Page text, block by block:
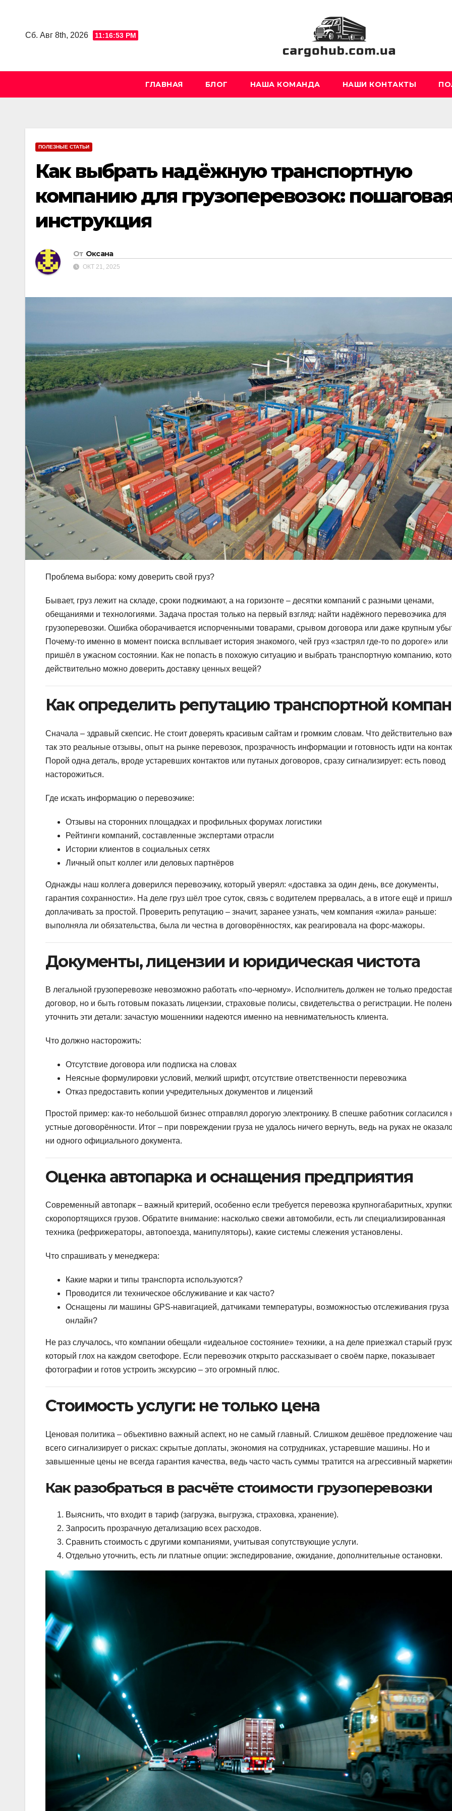
contentСб. Авг 8th, 2026 11:16:54 PM
ГЛАВНАЯ БЛОГ НАША КОМАНДА НАШИ КОНТАКТЫ
ПОЛЕЗНЫЕ СТАТЬИ
Как выбрать надёжную транспортную
компанию для грузоперевозок:
инструкция
От Оксана
ОКТ 21, 2025
Проблема выбора: кому доверить свой груз?
Бывает, груз лежит на складе, сроки поджимают, а на горизонте – десятки компаний с разными ценами,
обещаниями и технологиями. Задача простая только на первый взгляд: найти надёжного перевозчика для
грузоперевозки. Ошибка оборачивается испорченными товарами, срывом договора или даже крупным
Почему-то именно в момент поиска всплывает история знакомого, чей груз «застрял где-то по дороге» или
пришёл в ужасном состоянии. Как не попасть в похожую ситуацию и выбрать транспортную компанию,
действительно можно доверить доставку ценных вещей?
Как определить репутацию транспортной
Сначала – здравый скепсис. Не стоит доверять красивым сайтам и громким словам. Что действительно
так это реальные отзывы, опыт на рынке перевозок, прозрачность информации и готовность идти на
Порой одна деталь, вроде устаревших контактов или путаных договоров, сразу сигнализирует: есть повод
насторожиться.
Где искать информацию о перевозчике:
Отзывы на сторонних площадках и профильных форумах логистики
Рейтинги компаний, составленные экспертами отрасли
Истории клиентов в социальных сетях
Личный опыт коллег или деловых партнёров
Однажды наш коллега доверился перевозчику, который уверял: «доставка за один день, все документы,
гарантия сохранности». На деле груз шёл трое суток, связь с водителем прервалась, а в итоге ещё и
доплачивать за простой. Проверить репутацию – значит, заранее узнать, чем компания «жила» раньше:
выполняла ли обязательства, была ли честна в договорённостях, как реагировала на форс-мажоры.
Документы, лицензии и юридическая чистота
В легальной грузоперевозке невозможно работать «по-черному». Исполнитель должен не только
договор, но и быть готовым показать лицензии, страховые полисы, свидетельства о регистрации. Не
уточнить эти детали: зачастую мошенники надеются именно на невнимательность клиента.
Что должно насторожить:
Отсутствие договора или подписка на словах
Неясные формулировки условий, мелкий шрифт, отсутствие ответственности перевозчика
Отказ предоставить копии учредительных документов и лицензий
Простой пример: как-то небольшой бизнес отправлял дорогую электронику. В спешке работник согласился
устные договорённости. Итог – при повреждении груза не удалось ничего вернуть, ведь на руках не
ни одного официального документа.
Оценка автопарка и оснащения предприятия
Современный автопарк – важный критерий, особенно если требуется перевозка крупногабаритных,
скоропортящихся грузов. Обратите внимание: насколько свежи автомобили, есть ли специализированная
техника (рефрижераторы, автопоезда, манипуляторы), какие системы слежения установлены.
Что спрашивать у менеджера:
Какие марки и типы транспорта используются?
Проводится ли техническое обслуживание и как часто?
Оснащены ли машины GPS-навигацией, датчиками температуры, возможностью отслеживания груза
онлайн?
Не раз случалось, что компании обещали «идеальное состояние» техники, а на деле приезжал старый
который глох на каждом светофоре. Если перевозчик открыто рассказывает о своём парке, показывает
фотографии и готов устроить экскурсию – это огромный плюс.
Стоимость услуги: не только цена
Ценовая политика – объективно важный аспект, но не самый главный. Слишком дешёвое предложение
всего сигнализирует о рисках: скрытые доплаты, экономия на сотрудниках, устаревшие машины. Но и
завышенные цены не всегда гарантия качества, ведь часто часть суммы тратится на агрессивный
Как разобраться в расчёте стоимости грузоперевозки
Выяснить, что входит в тариф (загрузка, выгрузка, страховка, хранение).
Запросить прозрачную детализацию всех расходов.
Сравнить стоимость с другими компаниями, учитывая сопутствующие услуги.
Отдельно уточнить, есть ли платные опции: экспедирование, ожидание, дополнительные остановки.